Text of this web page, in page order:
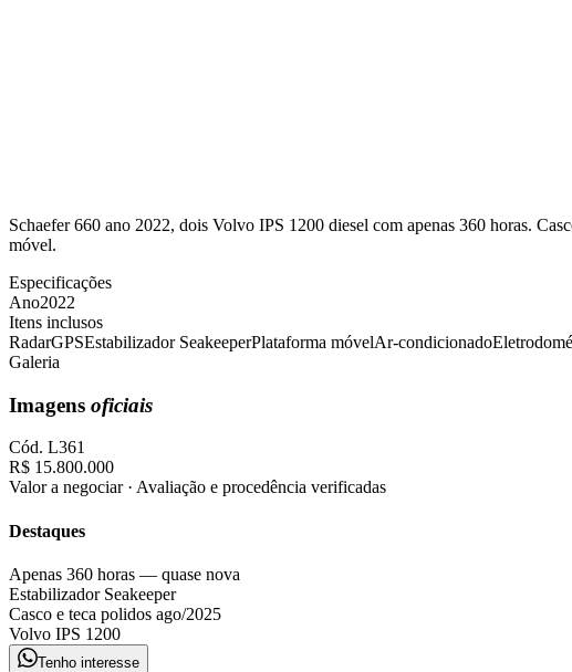
Schaefer 660 ano 2022, dois Volvo IPS 1200 diesel com apenas 360 horas.
móvel.
Especificações
Ano2022
Itens inclusos
RadarGPSEstabilizador SeakeeperPlataforma móvelAr-condicionado
Galeria
Imagens oficiais
Cód. L361
R$ 15.800.000
Valor a negociar · Avaliação e procedência verificadas
Destaques
Apenas 360 horas — quase nova
Estabilizador Seakeeper
Casco e teca polidos ago/2025
Volvo IPS 1200
Tenho interesse